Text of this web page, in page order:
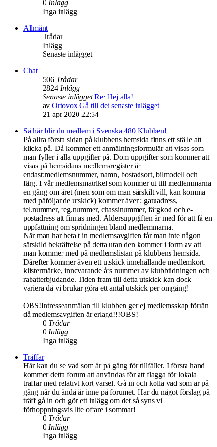
0 Inlägg
Inga inlägg
Allmänt
Trådar
Inlägg
Senaste inlägget
Chat
506 Trådar
2824 Inlägg
Senaste inlägget Re: Hej alla!
av Ortovox Gå till det senaste inlägget
21 apr 2020 22:54
Så här blir du medlem i Svenska 480 Klubben!
På allra första sidan på klubbens hemsida finns ett ställe att
klicka på. Då kommer ett anmälningsformulär att visas som
man fyller i alla uppgifter på. Dom uppgifter som kommer att
visas på hemsidans medlemsregister är
endast:medlemsnummer, namn, bostadsort, bilmodell och
färg. I vår medlemsmatrikel som kommer ut till medlemmarna
en gång om året (men som om man särskilt vill, kan komma
med påföljande utskick) kommer även: gatuadress,
tel.nummer, reg.nummer, chassinummer, färgkod och e-
postadress att finnas med. Åldersuppgiften är med för att få en
uppfattning om spridningen bland medlemmarna.
När man har betalt in medlemsavgiften får man inte någon
särskild bekräftelse på detta utan den kommer i form av att
man kommer med på medlemslistan på klubbens hemsida.
Därefter kommer även ett utskick innehållande medlemkort,
klistermärke, innevarande års nummer av klubbtidningen och
rabatterbjudande. Tiden fram till detta utskick kan dock
variera då vi brukar göra ett antal utskick per omgång!
OBS!Intresseanmälan till klubben ger ej medlemsskap förrän
då medlemsavgiften är erlagd!!!OBS!
0 Trådar
0 Inlägg
Inga inlägg
Träffar
Här kan du se vad som är på gång för tillfället. I första hand
kommer detta forum att användas för att flagga för lokala
träffar med relativt kort varsel. Gå in och kolla vad som är på
gång när du ändå är inne på forumet. Har du något förslag på
träff gå in och gör ett inlägg om det så syns vi
förhoppningsvis lite oftare i sommar!
0 Trådar
0 Inlägg
Inga inlägg